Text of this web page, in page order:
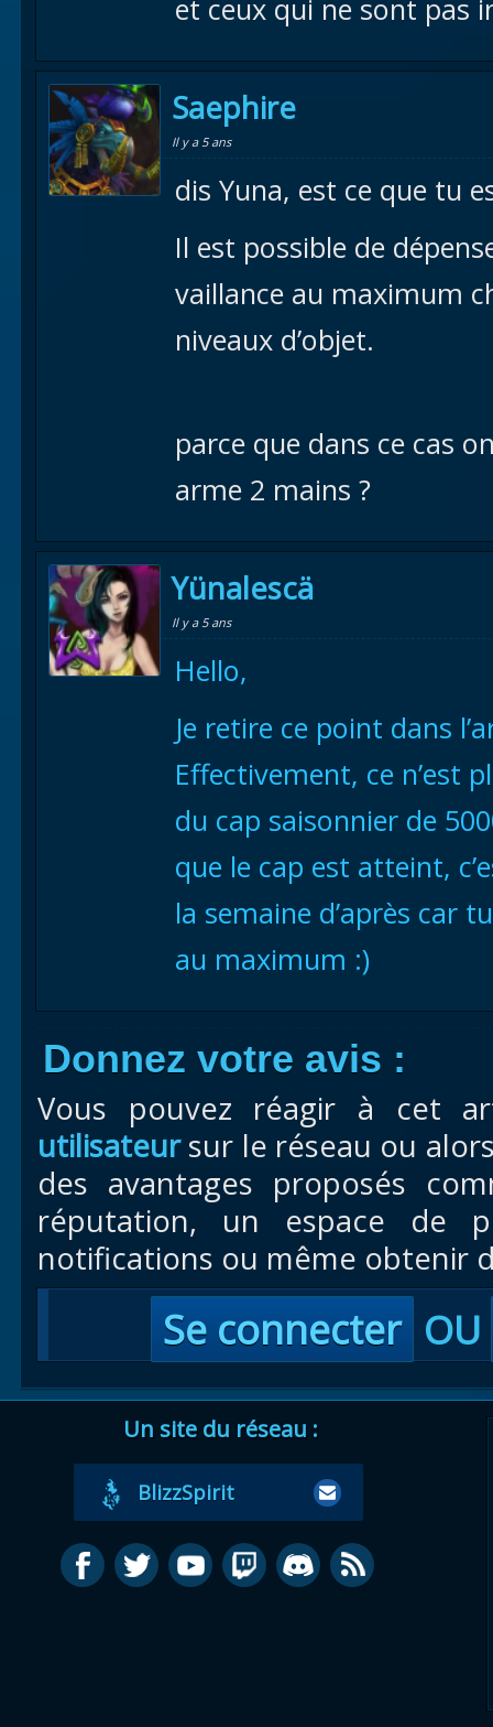
et ceux qui ne sont pas
Saephire
Il y a 5 ans
dis Yuna, est ce que tu
Il est possible de
vaillance au maximum
niveaux d’objet.
parce que dans ce cas
arme 2 mains ?
Yünalescä
Il y a 5 ans
Hello,
Je retire ce point dans
Effectivement, ce n’est
du cap saisonnier de
que le cap est atteint,
la semaine d’après car
au maximum :)
Donnez votre avis :
Vous pouvez réagir à cet
utilisateursur le réseau ou
des avantages proposés
réputation, un espace de
notifications ou même obtenir
Se connecter OU
Un site du réseau :
BlizzSpirit